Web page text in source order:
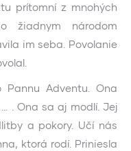
prítomní z mnohých
žiadnym národom
im seba. Povolanie
Adventu. Ona
. Ona sa aj modlí. Jej
a pokory. Učí nás
ktorá rodí. Priniesla